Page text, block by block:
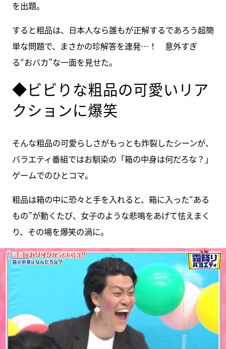
を出題。
すると粗品は、日本人なら誰もが正解するであろう超簡
単な問題で、まさかの珍解答を連発…！ 意外すぎ
る“おバカ”な一面を見せた。
◆ビビりな粗品の可愛いリア
クションに爆笑
そんな粗品の可愛らしさがもっとも炸裂したシーンが、
バラエティ番組ではお馴染の「箱の中身は何だろな？」
ゲームでのひとコマ。
粗品は箱の中に恐々と手を入れると、箱に入った“ある
もの”が動くたび、女子のような悲鳴をあげて怯えまく
り、その場を爆笑の渦に。